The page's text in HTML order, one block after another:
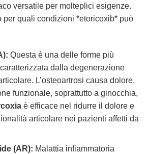
versatile per molteplici esigenze.
per quali condizioni *etoricoxib* può
Questa è una delle forme più
dalla degenerazione
L’osteoartrosi causa dolore,
funzionale, soprattutto a ginocchia,
è efficace nel ridurre il dolore e
articolare nei pazienti affetti da
(AR): Malattia infiammatoria